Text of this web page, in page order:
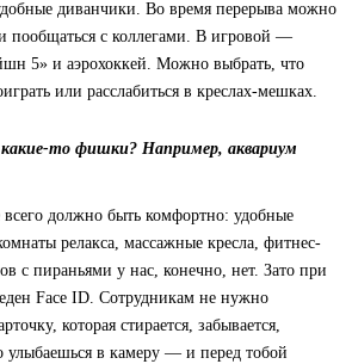
диванчики. Во время перерыва можно
пообщаться с коллегами. В игровой —
5» и аэрохоккей. Можно выбрать, что
или расслабиться в креслах-мешках.
то фишки? Например, аквариум
должно быть комфортно: удобные
релакса, массажные кресла, фитнес-
с пираньями у нас, конечно, нет. Зато при
Face ID. Сотрудникам не нужно
которая стирается, забывается,
улыбаешься в камеру — и перед тобой